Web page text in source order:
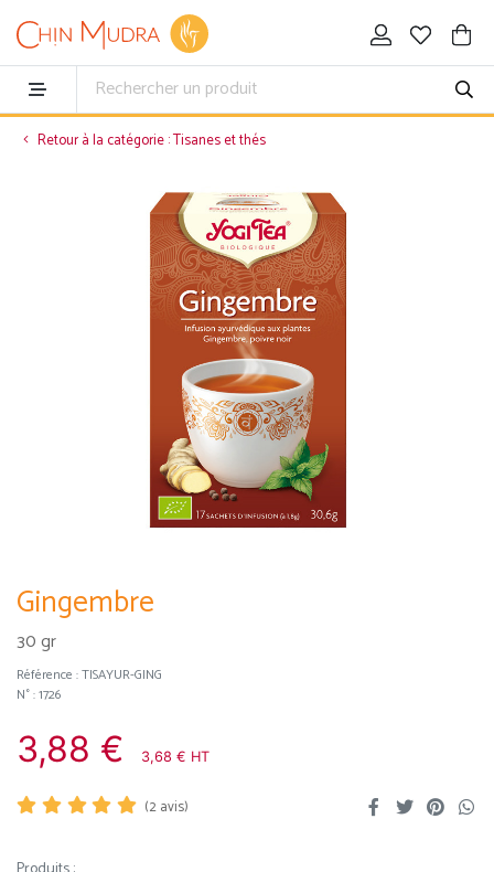
Retour à la catégorie : Tisanes et thés
Gingembre
30 gr
Référence :TISAYUR-GING
N° : 1726
3,88 € 3,68 € HT
(2avis)